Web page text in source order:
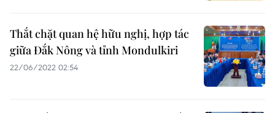
Thắt chặt quan hệ hữu nghị, hợp tác
giữa Đắk Nông và tỉnh Mondulkiri
22/06/2022 02:54